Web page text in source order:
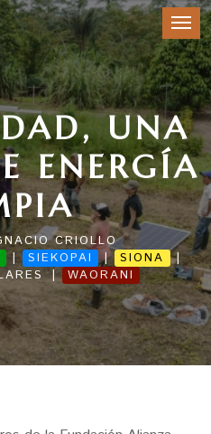
UNA
ENERGÍA
CRIOLLO
| SIEKOPAI | SIONA |
| WAORANI